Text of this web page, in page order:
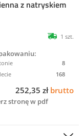
z natryskiem
1 szt.
8
168
252,35 zł brutto
stronę w pdf